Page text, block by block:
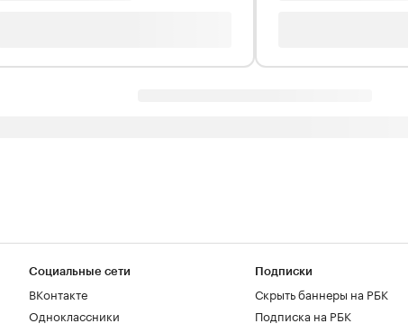
Социальные сети
ВКонтакте
Одноклассники
Подписки
Скрыть баннеры на РБК
Подписка на РБК